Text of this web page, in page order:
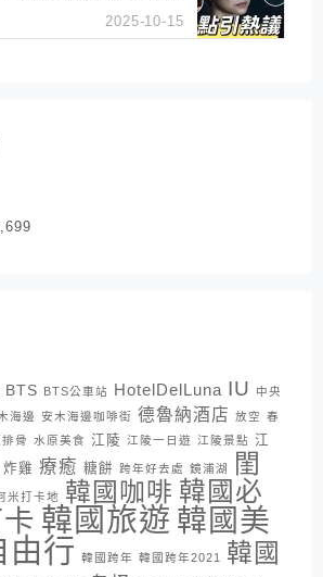
2025-10-15
BTS BTS公車站 HotelDelLuna IU
中央
海邊 安木海邊咖啡街 德魯納酒店 放空 春
骨 水原美食 江陵 江陵一日遊 江陵景點 江
炸雞 療癒 糖餅 跨年好去處 鏡浦湖
閨
米打卡地 韓國咖啡 韓國必
韓國旅遊 韓國美
由行 韓國跨年 韓國跨年2021
韓國